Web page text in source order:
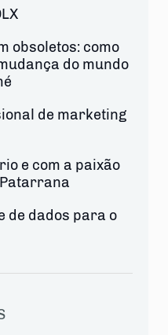
obsoletos: como
do mundo
de marketing
e com a paixão
de dados para o